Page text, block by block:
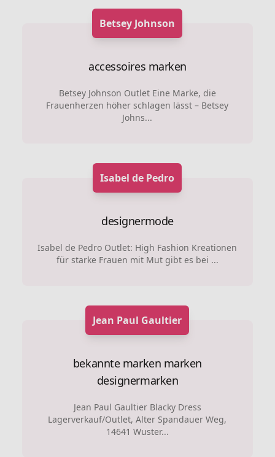
Betsey Johnson
accessoires marken
Betsey Johnson Outlet Eine Marke, die
Frauenherzen höher schlagen lässt – Betsey
Johns...
Isabel de Pedro
designermode
Isabel de Pedro Outlet: High Fashion Kreationen
für starke Frauen mit Mut gibt es bei ...
Jean Paul Gaultier
bekannte marken marken
designermarken
Jean Paul Gaultier Blacky Dress
Lagerverkauf/Outlet, Alter Spandauer Weg,
14641 Wuster...